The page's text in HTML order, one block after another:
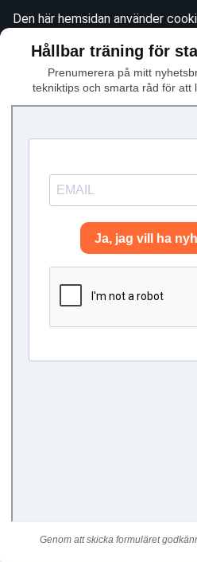
Hållbar träning för
Prenumerera på mitt
tekniktips och smarta råd för att
Genom att skicka formuläret
Den här hemsidan använder
webbplatsen. Se vår
om det här. För att godkänna
essentiella cookies, vänligen